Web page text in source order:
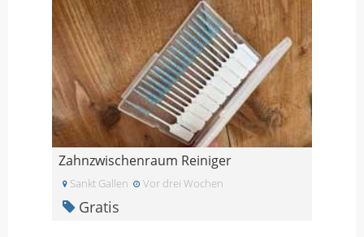
Zahnzwischenraum Reiniger
Sankt Gallen Vor drei Wochen
Gratis